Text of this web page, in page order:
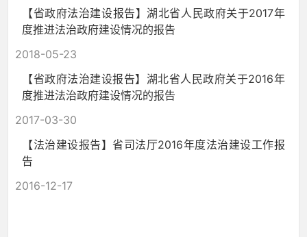
【省政府法治建设报告】湖北省人民政府关于2017年
度推进法治政府建设情况的报告
2018-05-23
【省政府法治建设报告】湖北省人民政府关于2016年
度推进法治政府建设情况的报告
2017-03-30
【法治建设报告】省司法厅2016年度法治建设工作报
告
2016-12-17